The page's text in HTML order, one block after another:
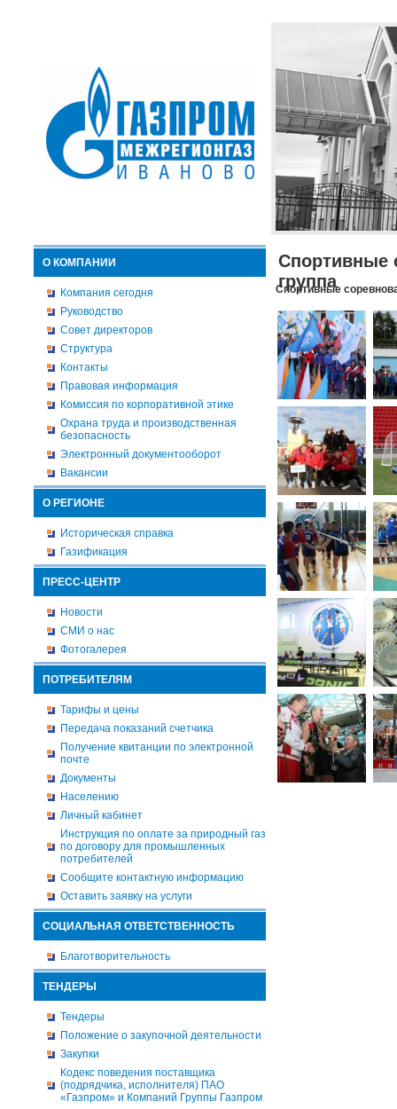
О КОМПАНИИ
Компания сегодня
Руководство
Совет директоров
Структура
Контакты
Правовая информация
Комиссия по корпоративной этике
Охрана труда и производственная
безопасность
Электронный документооборот
Вакансии
О РЕГИОНЕ
Историческая справка
Газификация
ПРЕСС-ЦЕНТР
Новости
СМИ о нас
Фотогалерея
ПОТРЕБИТЕЛЯМ
Тарифы и цены
Передача показаний счетчика
Получение квитанции по электронной
почте
Документы
Населению
Личный кабинет
Инструкция по оплате за природный газ
по договору для промышленных
потребителей
Сообщите контактную информацию
Оставить заявку на услуги
СОЦИАЛЬНАЯ ОТВЕТСТВЕННОСТЬ
Благотворительность
ТЕНДЕРЫ
Тендеры
Положение о закупочной деятельности
Закупки
Кодекс поведения поставщика
(подрядчика, исполнителя) ПАО
«Газпром» и Компаний Группы Газпром
Спортивные
группа
Спортивные